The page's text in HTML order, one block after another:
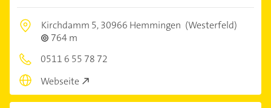
Kirchdamm 5,30966 Hemmingen (Westerfeld)
764 m
0511 6 55 78 72
Webseite